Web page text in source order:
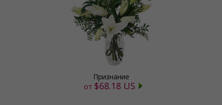
Признание
от $68.18 US